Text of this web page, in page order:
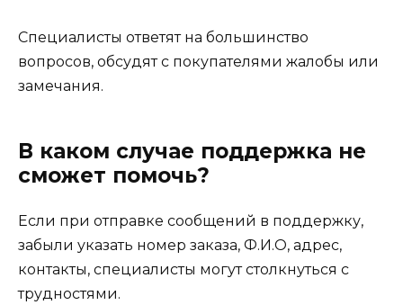
Специалисты ответят на большинство
вопросов, обсудят с покупателями жалобы или
замечания.
В каком случае поддержка не
сможет помочь?
Если при отправке сообщений в поддержку,
забыли указать номер заказа, Ф.И.О, адрес,
контакты, специалисты могут столкнуться с
трудностями.